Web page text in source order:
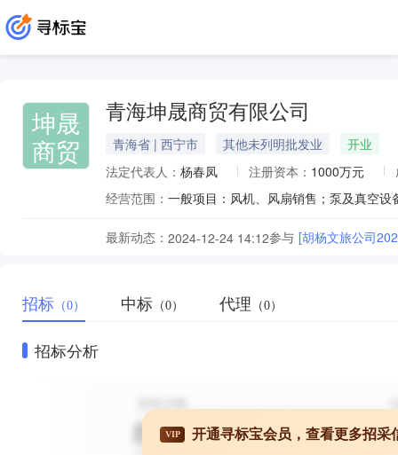
坤晟
商贸
青海坤晟商贸有限公司
青海省 | 西宁市 其他未列明批发业
开业
法定代表人： 杨春凤 注册资本： 1000万元
经营范围：
最新动态： 2024-12-24 14:12参与 [胡杨文旅公司
招标 （0） 中标 （0） 代理 （0）
招标分析
VIP 开通寻标宝会员，查看更多招采